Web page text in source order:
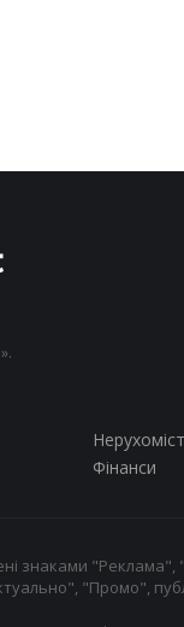
Фінанси
знаками "Реклама",
"Промо",